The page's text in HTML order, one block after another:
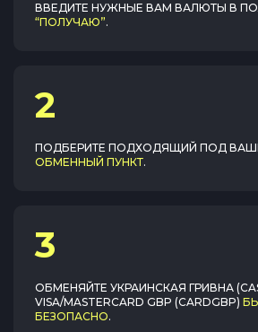
ВВЕДИТЕ НУЖНЫЕ ВАМ ВАЛЮТЫ В
“ПОЛУЧАЮ”.
2
ПОДБЕРИТЕ ПОДХОДЯЩИЙ ПОД
ОБМЕННЫЙ ПУНКТ.
3
ОБМЕНЯЙТЕ УКРАИНСКАЯ ГРИВНА
VISA/MASTERCARD GBP (CARDGBP)
БЕЗОПАСНО.